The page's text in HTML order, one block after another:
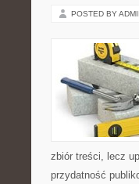
POSTED BY
zbiór treści, lecz
przydatność